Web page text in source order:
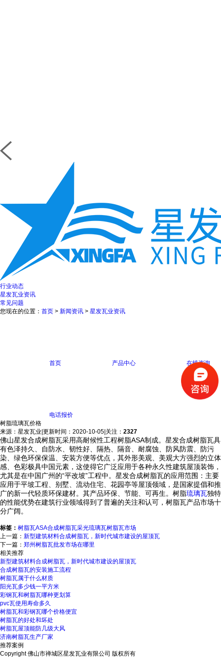
行业动态
星发瓦业资讯
常见问题
您现在的位置： 首页 > 新闻资讯 > 星发瓦业资讯
首页 产品中心 在线咨询
电话报价
树脂琉璃瓦价格
来源：星发瓦业 更新时间：2020-10-05 关注： 2327
佛山星发合成树脂瓦采用高耐候性工程树脂ASA制成。星发合成树脂瓦具
有色泽持久、自防水、韧性好、隔热、隔音、耐腐蚀、防风防震、防污
染、绿色环保保温、安装方便等优点，其外形美观、美观大方强烈的立体
感、色彩极具中国元素，这使得它广泛应用于各种永久性建筑屋顶装饰，
尤其是在中国广州的“平改坡”工程中。星发合成树脂瓦的应用范围：主要
应用于平坡工程、别墅、流动住宅、花园亭等屋顶领域，是国家提倡和推
广的新一代轻质环保建材。其产品环保、节能、可再生。树脂琉璃瓦独特
的性能优势在建筑行业领域得到了普遍的关注和认可，树脂瓦产品市场十
分广阔。
标签： 树脂瓦ASA合成树脂瓦采光琉璃瓦树脂瓦市场
上一篇： 新型建筑材料合成树脂瓦，新时代城市建设的屋顶瓦
下一篇： 郑州树脂瓦批发市场在哪里
相关推荐
新型建筑材料合成树脂瓦，新时代城市建设的屋顶瓦
合成树脂瓦的安装施工流程
树脂瓦属于什么材质
阳光瓦多少钱一平方米
彩钢瓦和树脂瓦哪种更划算
pvc瓦使用寿命多久
树脂瓦和彩钢瓦哪个价格便宜
树脂瓦的好处和坏处
树脂瓦屋顶能防几级大风
济南树脂瓦生产厂家
推荐案例
Copyright 佛山市禅城区星发瓦业有限公司 版权所有